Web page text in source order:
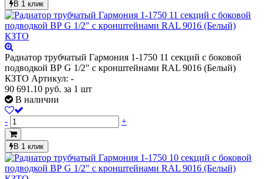
В 1 клик
Радиатор трубчатый Гармония 1-1750 11 секций с боковой
подводкой ВР G 1/2" с кронштейнами RAL 9016 (Белый)
КЗТО Артикул: -
90 691.10 руб. за 1 шт
В наличии
- +
В 1 клик